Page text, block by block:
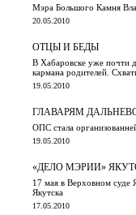
Мэра Большого Камня
20.05.2010
ОТЦЫ И БЕДЫ
В Хабаровске уже почти
кармана родителей.
19.05.2010
ГЛАВАРЯМ
ОПС стала
19.05.2010
«ДЕЛО МЭРИИ»
17 мая в Верховном суде
Якутска
17.05.2010